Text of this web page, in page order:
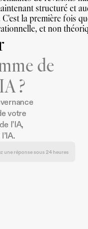
structuré et
la première fois
et non
de
?
votre
l’IA,
une réponse sous 24 heures